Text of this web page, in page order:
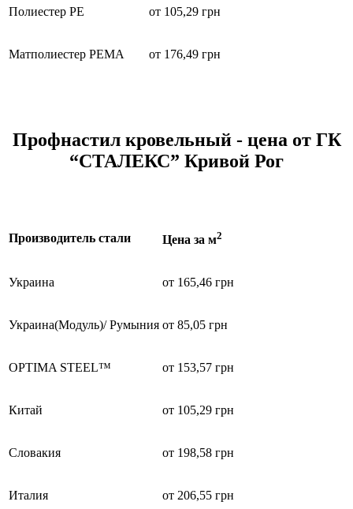
Полиестер PE от 105,29 грн
Матполиестер РЕMA от 176,49 грн
Профнастил кровельный - цена от ГК
“СТАЛЕКС” Кривой Рог
Производитель стали Цена за м2
Украина от 165,46 грн
Украина(Модуль)/ Румыния от 85,05 грн
OPTIMA STEEL™ от 153,57 грн
Китай от 105,29 грн
Словакия от 198,58 грн
Италия от 206,55 грн